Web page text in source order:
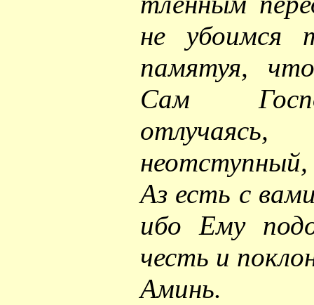
не убоимся
памятуя,
Сам
Аз есть с
ибо Ему
честь и
Аминь.